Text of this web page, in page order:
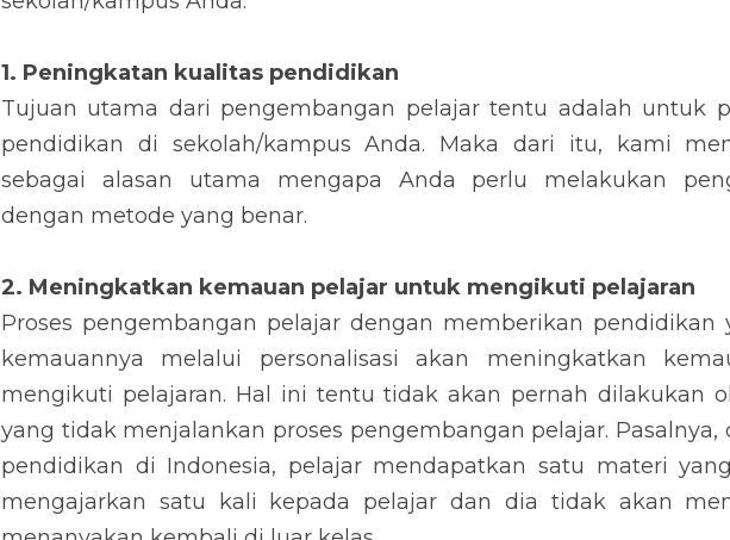
sekolah/kampus Anda.
1. Peningkatan kualitas pendidikan
Tujuan utama dari pengembangan pelajar tentu adalah untuk
pendidikan di sekolah/kampus Anda. Maka dari itu, kami
sebagai alasan utama mengapa Anda perlu melakukan
dengan metode yang benar.
2. Meningkatkan kemauan pelajar untuk mengikuti pelajaran
Proses pengembangan pelajar dengan memberikan pendidikan
kemauannya melalui personalisasi akan meningkatkan
mengikuti pelajaran. Hal ini tentu tidak akan pernah dilakukan
yang tidak menjalankan proses pengembangan pelajar. Pasalnya,
pendidikan di Indonesia, pelajar mendapatkan satu materi
mengajarkan satu kali kepada pelajar dan dia tidak akan